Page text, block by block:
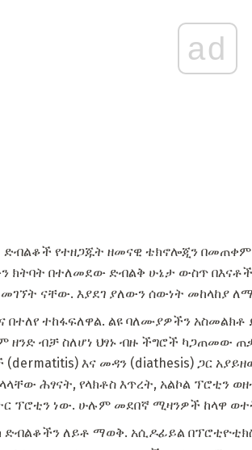
ad
ድብልቆች የተዘጋጁት ዘመናዊ ቴክኖሎጂን
በተለመደው ድብልቅ ሁኔታ ውስጥ በእናቶች
ናቸው. እያደገ ያለውን ሰውነት መከላከያ
ተከፋፍለዋል. ልዩ ባለሙያዎችን
ዘንድ ብቻ ስለሆነ ህፃኑ ብዙ ችግሮች ካጋጠመው
(dermatitis) እና መዳን (diathesis) ጋር
ላላቸው ሕፃናት, የላክቶስ እጥረት, አልኮል ፕሮቲን
ፕሮቲን ነው. ሁሉም መደበኛ ሚዛንዎች ከላዋ
ድብልቆችን ለይቶ ማወቅ. አሲዶፊይል